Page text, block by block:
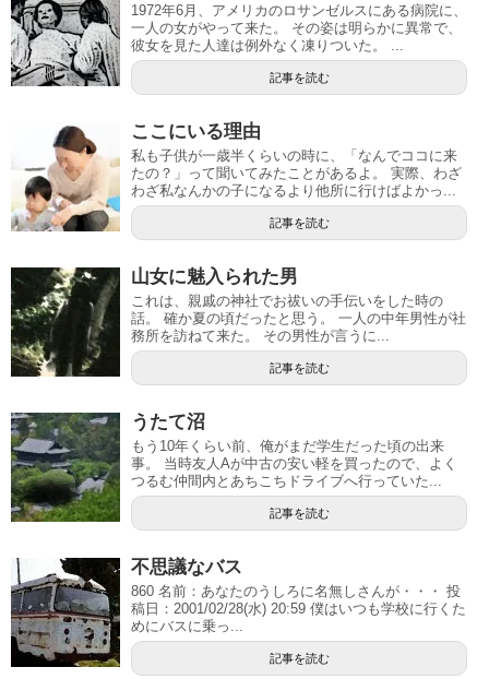
1972年6月、アメリカのロサンゼルスにある病院に、
一人の女がやって来た。 その姿は明らかに異常で、
彼女を見た人達は例外なく凍りついた。 ...
記事を読む
ここにいる理由
私も子供が一歳半くらいの時に、「なんでココに来
たの？」って聞いてみたことがあるよ。 実際、わざ
わざ私なんかの子になるより他所に行けばよかっ...
記事を読む
山女に魅入られた男
これは、親戚の神社でお祓いの手伝いをした時の
話。 確か夏の頃だったと思う。 一人の中年男性が社
務所を訪ねて来た。 その男性が言うに...
記事を読む
うたて沼
もう10年くらい前、俺がまだ学生だった頃の出来
事。 当時友人Aが中古の安い軽を買ったので、よく
つるむ仲間内とあちこちドライブへ行っていた...
記事を読む
不思議なバス
860 名前：あなたのうしろに名無しさんが・・・ 投
稿日：2001/02/28(水) 20:59 僕はいつも学校に行くた
めにバスに乗っ...
記事を読む